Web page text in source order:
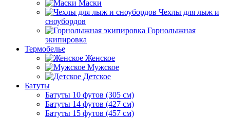
Маски
Чехлы для лыж и
сноубордов
Горнолыжная
экипировка
Термобелье
Женское
Мужское
Детское
Батуты
Батуты 10 футов (305 см)
Батуты 14 футов (427 см)
Батуты 15 футов (457 см)